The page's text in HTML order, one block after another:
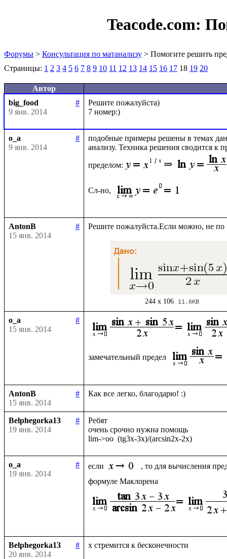
Teacode.com:
Форумы > Консультация по матанализу > Помогите решить
Страницы: 1 2 3 4 5 6 7 8 9 10 11 12 13 14 15 16 17 18 19 20
Автор
big_food
#
9 янв. 2014
Решите пожалуйста)
o_a
#
9 янв. 2014
подобные примеры решены в темах
анализу. Техника решения сводится
пределом:
Сл-но,
AntonB
#
15 янв. 2014
244 x 106 11.6KB
o_a
#
15 янв. 2014
замечательный предел
AntonB
#
15 янв. 2014
Belphegorka13
#
19 янв. 2014
Ребят
очень срочно нужна помощь
o_a
#
19 янв. 2014
если
, то для вычисления
Belphegorka13
#
20 янв. 2014